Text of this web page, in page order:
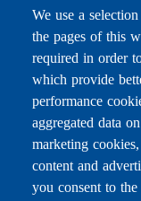
We use a
the pages of this
required in order
which provide
performance
aggregated data
marketing
content and
you consent to